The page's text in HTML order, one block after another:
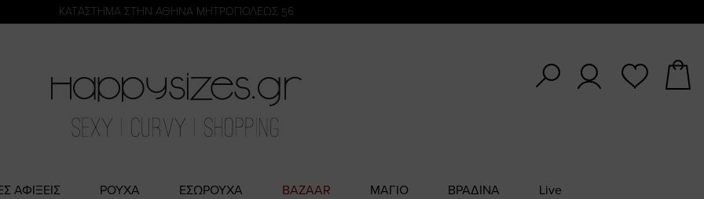
KATΑΣΤΗΜΑ ΣΤΗΝ ΑΘΗΝΑ ΜΗΤΡΟΠΟΛΕΩΣ 56
ΑΦΙΞΕΙΣ ΡΟΥΧΑ ΕΣΩΡΟΥΧΑ BAZAAR ΜΑΓΙΟ ΒΡΑΔΙΝΑ Live